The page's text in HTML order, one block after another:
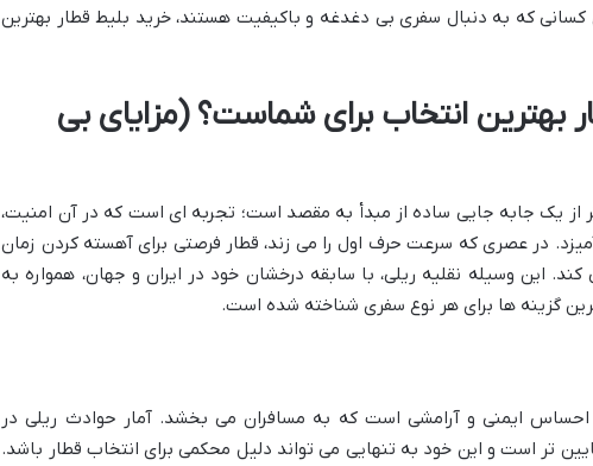
که به دنبال سفری بی دغدغه و باکیفیت هستند، خرید بلیط قطار بهترین
بهترین انتخاب برای شماست؟ (مزایای بی
از یک جابه جایی ساده از مبدأ به مقصد است؛ تجربه ای است که در آن امنیت،
در عصری که سرعت حرف اول را می زند، قطار فرصتی برای آهسته کردن زمان
این وسیله نقلیه ریلی، با سابقه درخشان خود در ایران و جهان، همواره به
گزینه ها برای هر نوع سفری شناخته شده است.
احساس ایمنی و آرامشی است که به مسافران می بخشد. آمار حوادث ریلی در
تر است و این خود به تنهایی می تواند دلیل محکمی برای انتخاب قطار باشد.